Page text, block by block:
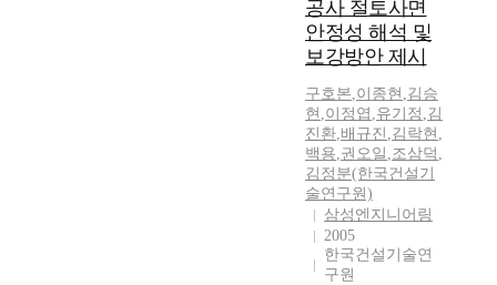
공사 절토사면
안정성 해석 및
보강방안 제시
구호본,이종현 ,김승
현 ,이정엽 ,유기정 ,김
진환,배규진 ,김락현 ,
백용,권오일 ,조삼덕 ,
김정분(한국건설기
술연구원)
삼성엔지니어링
2005
한국건설기술연
구원